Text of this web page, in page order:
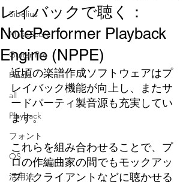
Sibelius
MuseScore
Guitar Pro
Finale
all
Playback
フォント
OS
活用法
レイバックで聴く：
NotePerformer Playback
Engine (NPPE)
近頃の楽譜作成ソフトウェアはプ
レイバック機能が向上し、またサ
ードパーティ製音源も充実してい
ます。
これらを組み合わせることで、プ
ロの作編曲家の間でもモックアッ
プ（クライアントなどに聴かせる